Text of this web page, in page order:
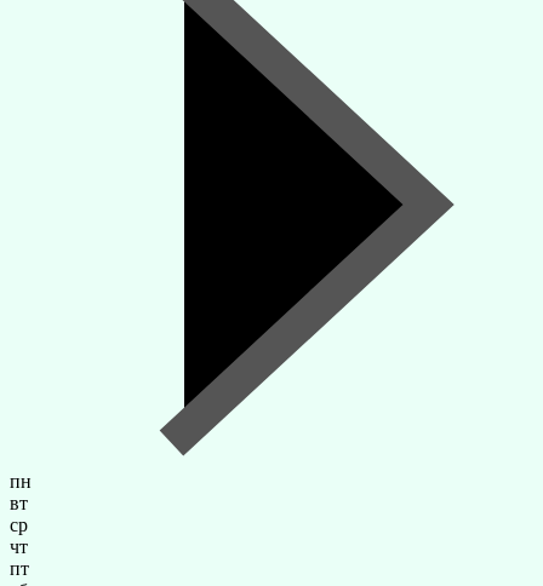
пн
вт
ср
чт
пт